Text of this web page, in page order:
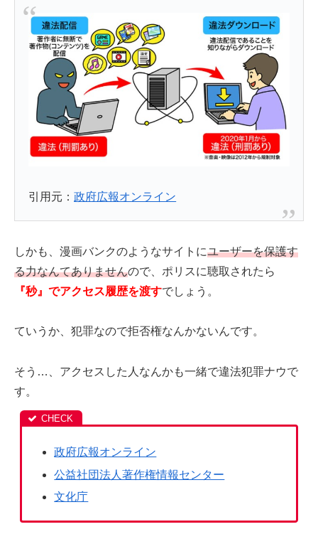
引用元：政府広報オンライン
しかも、漫画バンクのようなサイトにユーザーを保護す
る力なんてありませんので、ポリスに聴取されたら
『秒』でアクセス履歴を渡すでしょう。
ていうか、犯罪なので拒否権なんかないんです。
そう…、アクセスした人なんかも一緒で違法犯罪ナウで
す。
政府広報オンライン
公益社団法人著作権情報センター
文化庁